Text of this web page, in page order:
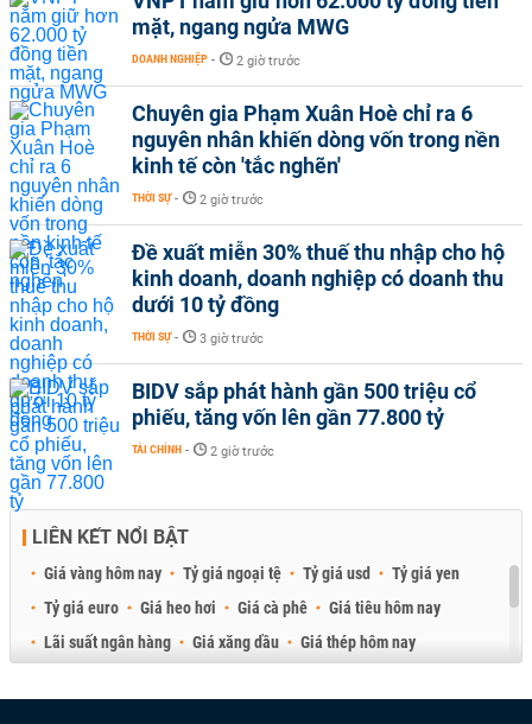
mặt, ngang ngửa MWG
DOANH NGHIỆP - 2 giờ trước
Chuyên gia Phạm Xuân Hoè chỉ ra 6
nguyên nhân khiến dòng vốn trong nền
kinh tế còn 'tắc nghẽn'
THỜI SỰ - 2 giờ trước
Đề xuất miễn 30% thuế thu nhập cho hộ
kinh doanh, doanh nghiệp có doanh thu
dưới 10 tỷ đồng
THỜI SỰ - 3 giờ trước
BIDV sắp phát hành gần 500 triệu cổ
phiếu, tăng vốn lên gần 77.800 tỷ
TÀI CHÍNH - 2 giờ trước
LIÊN KẾT NỔI BẬT
Giá vàng hôm nay Tỷ giá ngoại tệ Tỷ giá usd
Tỷ giá yen
Tỷ giá euro
Giá heo hơi Giá cà phê
Giá tiêu hôm nay
Lãi suất ngân hàng
Giá xăng dầu
Giá thép hôm nay